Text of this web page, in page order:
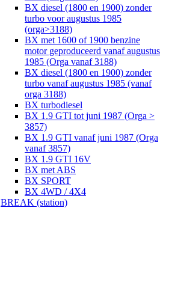
BX diesel (1800 en 1900) zonder
turbo voor augustus 1985
(orga>3188)
BX met 1600 of 1900 benzine
motor geproduceerd vanaf augustus
1985 (Orga vanaf 3188)
BX diesel (1800 en 1900) zonder
turbo vanaf augustus 1985 (vanaf
orga 3188)
BX turbodiesel
BX 1.9 GTI tot juni 1987 (Orga >
3857)
BX 1.9 GTI vanaf juni 1987 (Orga
vanaf 3857)
BX 1.9 GTI 16V
BX met ABS
BX SPORT
BX 4WD / 4X4
BREAK (station)